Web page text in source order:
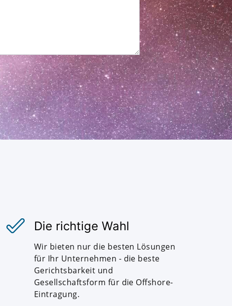
Die richtige Wahl
Wir bieten nur die besten Lösungen
für Ihr Unternehmen - die beste
Gerichtsbarkeit und
Gesellschaftsform für die Offshore-
Eintragung.